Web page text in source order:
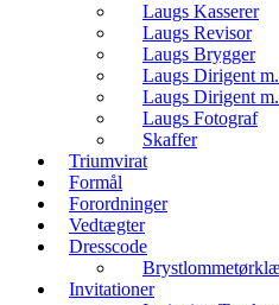
Laugs Kasserer
Laugs Revisor
Laugs Brygger
Laugs Dirigent
Laugs Dirigent
Laugs Fotograf
Skaffer
Triumvirat
Formål
Forordninger
Vedtægter
Dresscode
Invitationer